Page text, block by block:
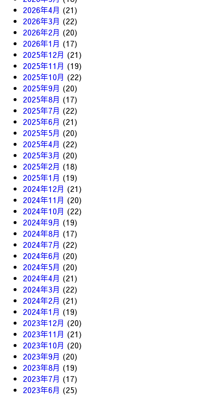
2026年4月 (21)
2026年3月 (22)
2026年2月 (20)
2026年1月 (17)
2025年12月 (21)
2025年11月 (19)
2025年10月 (22)
2025年9月 (20)
2025年8月 (17)
2025年7月 (22)
2025年6月 (21)
2025年5月 (20)
2025年4月 (22)
2025年3月 (20)
2025年2月 (18)
2025年1月 (19)
2024年12月 (21)
2024年11月 (20)
2024年10月 (22)
2024年9月 (19)
2024年8月 (17)
2024年7月 (22)
2024年6月 (20)
2024年5月 (20)
2024年4月 (21)
2024年3月 (22)
2024年2月 (21)
2024年1月 (19)
2023年12月 (20)
2023年11月 (21)
2023年10月 (20)
2023年9月 (20)
2023年8月 (19)
2023年7月 (17)
2023年6月 (25)